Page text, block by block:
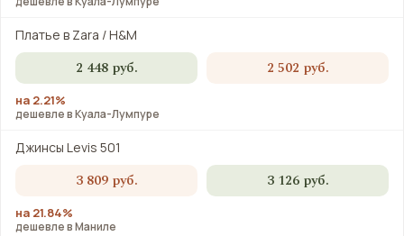
Платье в Zara / H&M
2 448 руб. 2 502 руб.
на 2.21%
дешевле в Куала-Лумпуре
Джинсы Levis 501
3 809 руб. 3 126 руб.
на 21.84%
дешевле в Маниле